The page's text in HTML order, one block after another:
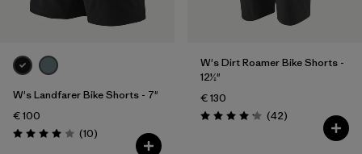
W's Landfarer Bike Shorts - 7"
€ 100
Puntuación: 4.0 / 5
(10Reseñas
)
W's Dirt Roamer Bike Shorts -
12½"
€ 130
Puntuación: 4.2 / 5
(42Reseñas
)